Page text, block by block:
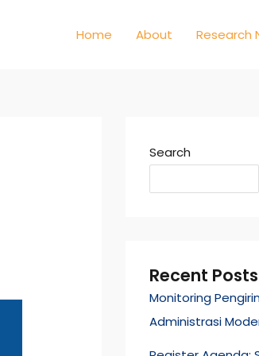
Home About Research
Search
Recent Posts
Monitoring
Administrasi